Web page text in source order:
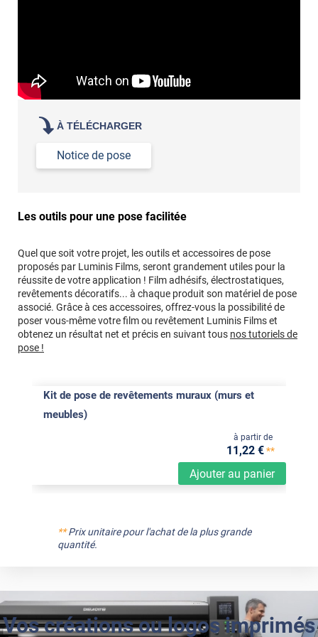
À TÉLÉCHARGER
Notice de pose
Les outils pour une pose facilitée
Quel que soit votre projet, les outils et accessoires de pose
proposés par Luminis Films, seront grandement utiles pour la
réussite de votre application ! Film adhésifs, électrostatiques,
revêtements décoratifs... à chaque produit son matériel de pose
associé. Grâce à ces accessoires, offrez-vous la possibilité de
poser vous-même votre film ou revêtement Luminis Films et
obtenez un résultat net et précis en suivant tous nos tutoriels de
pose !
Kit de pose de revêtements muraux (murs et
meubles)
Ajouter au panier
à partir de
11 ,22 €**
**Prix unitaire pour l'achat de la plus grande
quantité.
Vos créations ou logos imprimés